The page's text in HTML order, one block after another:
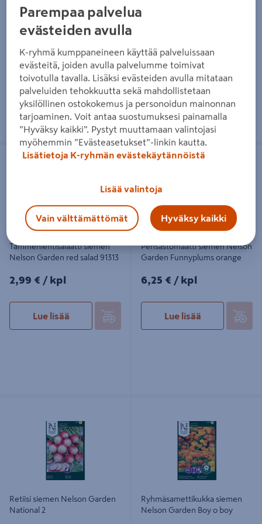
Nelson Garden Fiesta gitana
2,99€/kpl
2,99 €/ kpl
Lue lisää Lue lisää
Tammenlehtisalaatti siemen Nelson
Garden red salad 91313
Tammenlehtisalaatti siemen
Nelson Garden red salad 91313
2,99€/kpl
2,99 € / kpl
Lue lisää
Pensastomaatti siemen Nelson
Garden Funnyplums orange
Pensastomaatti siemen Nelson
Garden Funnyplums orange
6,25€/kpl
6,25 € / kpl
Lue lisää
Retiisi siemen Nelson Garden
National 2
Ryhmäsamettikukka siemen
Nelson Garden Boy o boy
Parempaa palvelua
evästeiden avulla
K-ryhmä kumppaneineen käyttää palveluissaan
evästeitä, joiden avulla palvelumme toimivat
toivotulla tavalla. Lisäksi evästeiden avulla mitataan
palveluiden tehokkuutta sekä mahdollistetaan
yksilöllinen ostokokemus ja personoidun mainonnan
tarjoaminen. Voit antaa suostumuksesi painamalla
”Hyväksy kaikki”. Pystyt muuttamaan valintojasi
myöhemmin ”Evästeasetukset”-linkin kautta.
Lisätietoja K-ryhmän evästekäytännöistä
Lisää valintoja
Vain välttämättömät Hyväksy kaikki